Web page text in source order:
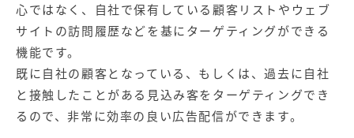
心ではなく、自社で保有している顧客リストやウェブ
サイトの訪問履歴などを基にターゲティングができる
機能です。
既に自社の顧客となっている、もしくは、過去に自社
と接触したことがある見込み客をターゲティングでき
るので、非常に効率の良い広告配信ができます。